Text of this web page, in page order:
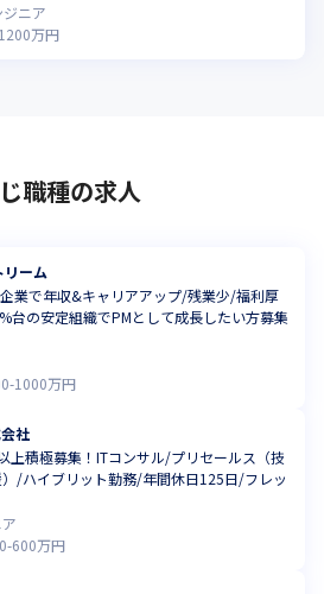
ニア
1200万円
職種の求人
ーム
業で年収&キャリアアップ/残業少/福利厚
台の安定組織でPMとして成長したい方募集
-1000万円
社
上積極募集！ITコンサル/プリセールス（技
/ハイブリット勤務/年間休日125日/フレッ
-600万円